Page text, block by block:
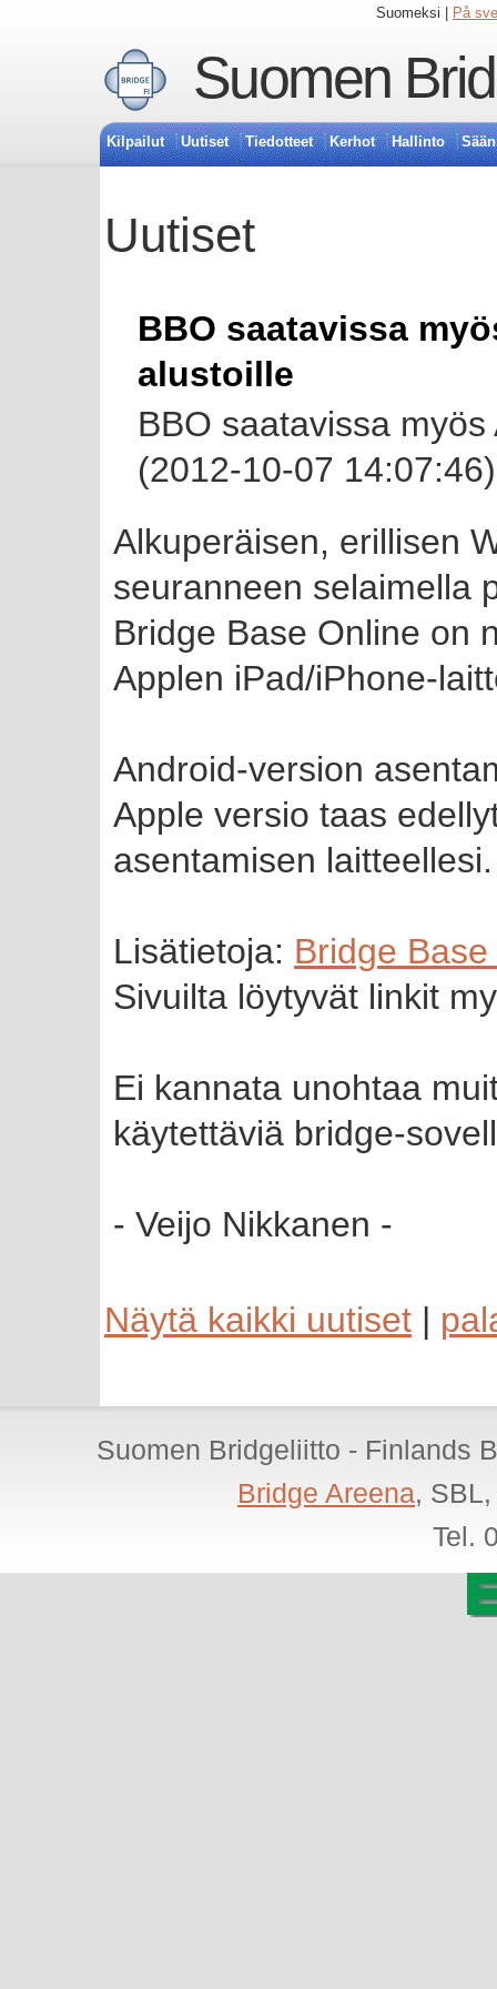
Suomeksi | På
Suomen
Kilpailut Uutiset Tiedotteet Kerhot Hallinto
Uutiset
BBO saatavissa
alustoille
BBO saatavissa
(2012-10-07 14:07:46)
Alkuperäisen, erillisen
seuranneen selaimella
Bridge Base Online on
Applen iPad/iPhone-
Android-version
Apple versio taas
asentamisen laitteellesi.
Lisätietoja: Bridge
Sivuilta löytyvät linkit
Ei kannata unohtaa
käytettäviä bridge-
- Veijo Nikkanen -
Näytä kaikki uutiset |
Suomen Bridgeliitto - Finlands
Bridge Areena,
Tel.